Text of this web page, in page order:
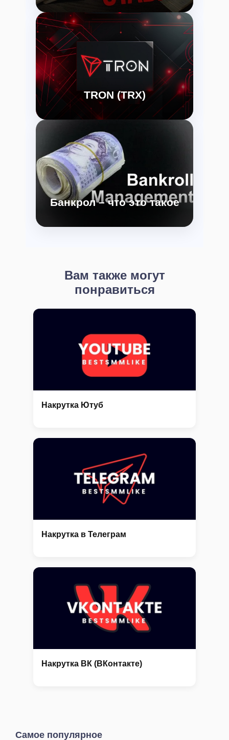
TRON (TRX)
революция в мире цифрового контента
и развлечений
Банкрол – что это такое
Вам также могут
понравиться
Накрутка Ютуб
Накрутка в Телеграм
Накрутка ВК (ВКонтакте)
Самое популярное